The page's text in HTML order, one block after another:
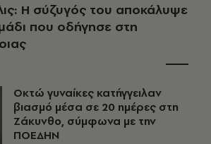
Η σύζυγός του αποκάλυψε
που οδήγησε στη
Οκτώ γυναίκες κατήγγειλαν
βιασμό μέσα σε 20 ημέρες στη
Ζάκυνθο, σύμφωνα με την
ΠΟΕΔΗΝ